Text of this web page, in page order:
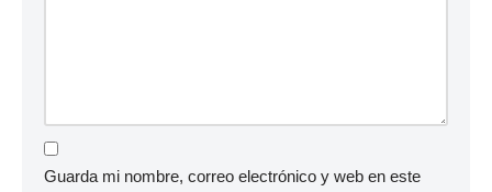
Guarda mi nombre, correo electrónico y web en este